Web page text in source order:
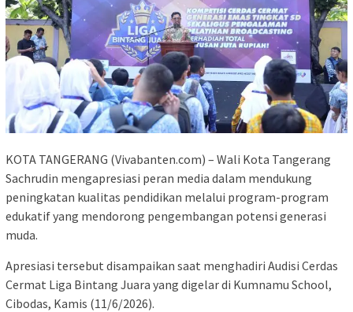
KOTA TANGERANG (Vivabanten.com) – Wali Kota Tangerang
Sachrudin mengapresiasi peran media dalam mendukung
peningkatan kualitas pendidikan melalui program-program
edukatif yang mendorong pengembangan potensi generasi
muda.
Apresiasi tersebut disampaikan saat menghadiri Audisi Cerdas
Cermat Liga Bintang Juara yang digelar di Kumnamu School,
Cibodas, Kamis (11/6/2026).